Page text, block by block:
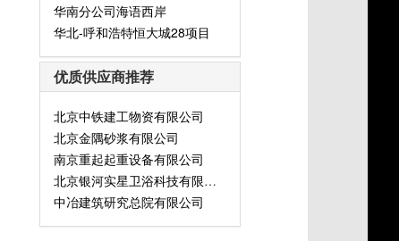
华南分公司海语西岸
华北-呼和浩特恒大城28项目
优质供应商推荐
北京中铁建工物资有限公司
北京金隅砂浆有限公司
南京重起起重设备有限公司
北京银河实星卫浴科技有限公司
中冶建筑研究总院有限公司